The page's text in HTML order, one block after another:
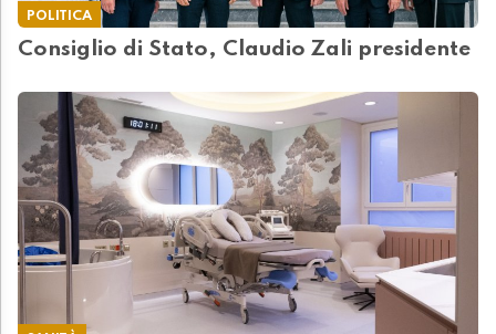
POLITICA
Consiglio di Stato, Claudio Zali presidente